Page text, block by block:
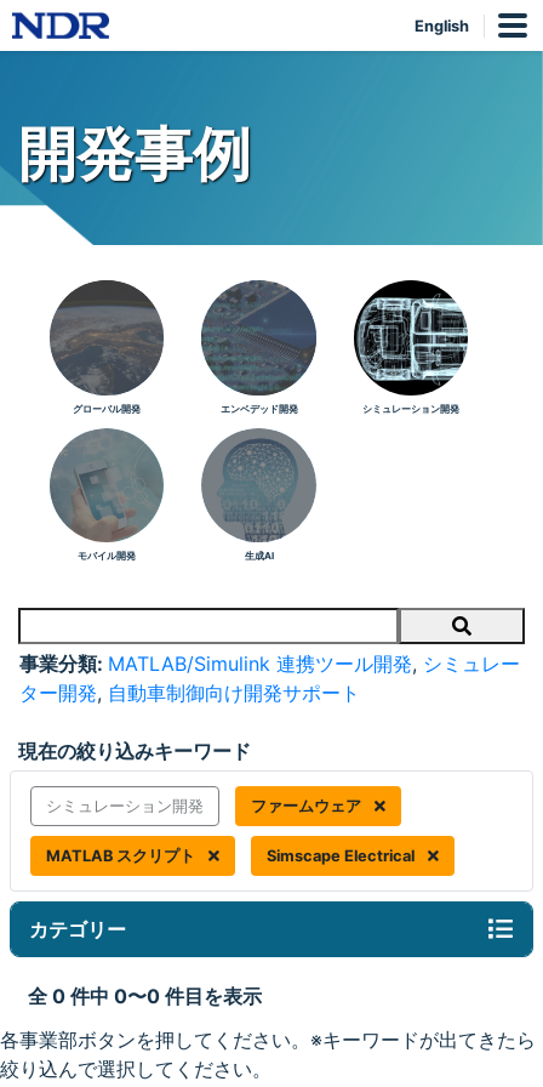
English
開発事例
グローバル開発 エンベデッド開発 シミュレーション開発
モバイル開発 生成AI
Search
事業分類: MATLAB/Simulink 連携ツール開発, シミュレー
ター開発, 自動車制御向け開発サポート
現在の絞り込みキーワード
シミュレーション開発 ファームウェア
MATLAB スクリプト Simscape Electrical
カテゴリー
全 0 件中 0〜0 件目を表示
各事業部ボタンを押してください。※キーワードが出てきたら
絞り込んで選択してください。